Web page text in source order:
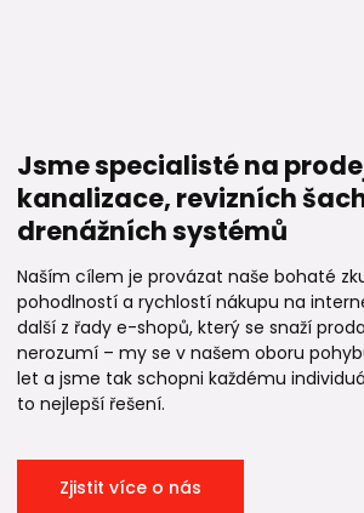
Jsme specialisté na
kanalizace, revizních
drenážních systémů
Naším cílem je provázat naše bohaté
pohodlností a rychlostí nákupu na
další z řady e-shopů, který se snaží
nerozumí – my se v našem oboru
let a jsme tak schopni každému
to nejlepší řešení.
Zjistit více o nás